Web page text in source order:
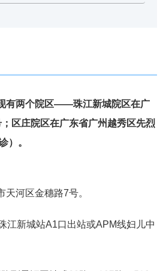
有两个院区——珠江新城院区在广
区庄院区在广东省广州越秀区先烈
）。
天河区金穗路7号。
江新城站A1口出站或APM线妇儿中